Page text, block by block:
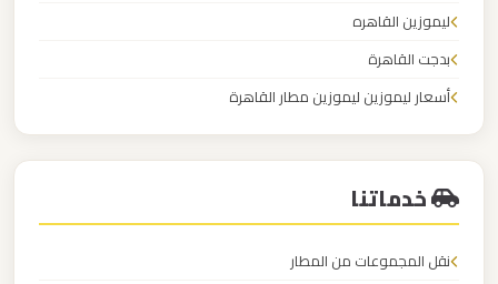
ليموزين القاهره
بدجت القاهرة
أسعار ليموزين ليموزين مطار القاهرة
ليموزين من القاهرة للاسكندرية
خدماتنا
نقل المجموعات من المطار
مرسيدس
بالسائق
فى
مصر
ليموزين
مرسيدس